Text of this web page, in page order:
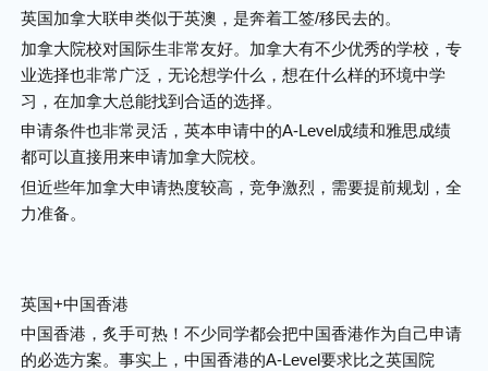
英国加拿大联申类似于英澳，是奔着工签/移民去的。
加拿大院校对国际生非常友好。加拿大有不少优秀的学校，专
业选择也非常广泛，无论想学什么，想在什么样的环境中学
习，在加拿大总能找到合适的选择。
申请条件也非常灵活，英本申请中的A-Level成绩和雅思成绩
都可以直接用来申请加拿大院校。
但近些年加拿大申请热度较高，竞争激烈，需要提前规划，全
力准备。
英国+中国香港
中国香港，炙手可热！不少同学都会把中国香港作为自己申请
的必选方案。事实上，中国香港的A-Level要求比之英国院